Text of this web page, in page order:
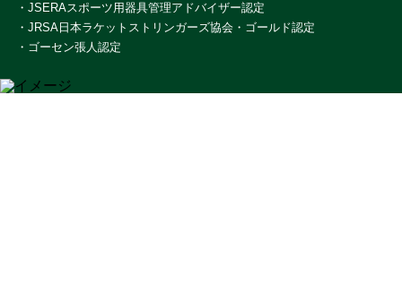
・JSERAスポーツ用器具管理アドバイザー認定
・JRSA日本ラケットストリンガーズ協会・ゴールド認定
・ゴーセン張人認定